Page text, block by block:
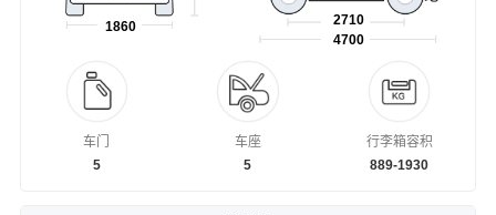
1860
4700
2710
车门
5
车座
5
行李箱容积
889-1930